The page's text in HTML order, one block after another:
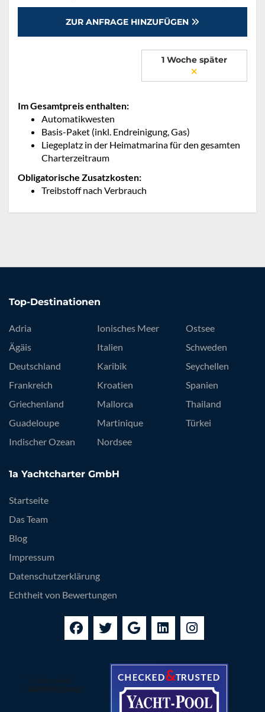
ZUR ANFRAGE HINZUFÜGEN
1 Woche später
Im Gesamtpreis enthalten:
Automatikwesten
Basis-Paket (inkl. Endreinigung, Gas)
Liegeplatz in der Heimatmarina für den gesamten
Charterzeitraum
Obligatorische Zusatzkosten:
Treibstoff nach Verbrauch
Top-Destinationen
Adria
Ägäis
Deutschland
Frankreich
Griechenland
Guadeloupe
Indischer Ozean
Ionisches Meer
Italien
Karibik
Kroatien
Mallorca
Martinique
Nordsee
Ostsee
Schweden
Seychellen
Spanien
Thailand
Türkei
1a Yachtcharter GmbH
Startseite
Das Team
Blog
Impressum
Datenschutzerklärung
Echtheit von Bewertungen